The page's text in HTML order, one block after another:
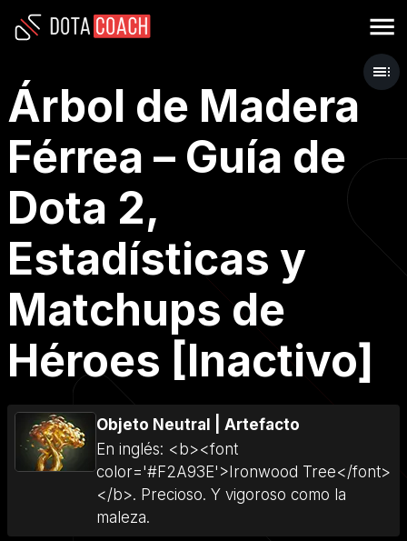
Árbol de Madera
Férrea – Guía de
Dota 2,
Estadísticas y
Matchups de
Héroes [Inactivo]
Objeto Neutral
Artefacto
En inglés: <b><font
color='#F2A93E'>Ironwood Tree</font>
</b>. Precioso. Y vigoroso como la
maleza.